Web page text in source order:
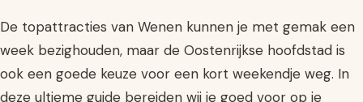
De topattracties van Wenen kunnen je met gemak een
week bezighouden, maar de Oostenrijkse hoofdstad is
ook een goede keuze voor een kort weekendje weg. In
deze ultieme guide bereiden wij je goed voor op je